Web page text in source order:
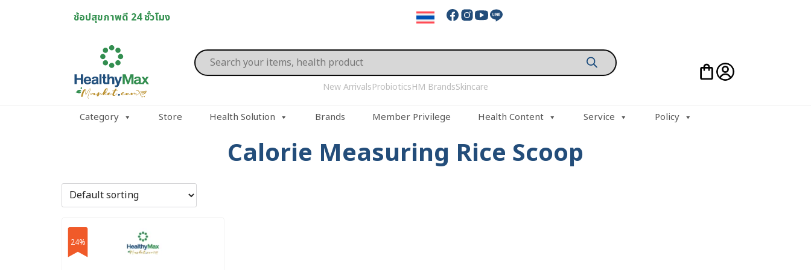
ช้อปสุขภาพดี 24 ชั่วโมง
Products
search
New ArrivalsProbioticsHM BrandsSkincare
Category Store Health Solution Brands Member Privilege Health Content Service Policy
Calorie Measuring Rice Scoop
24%